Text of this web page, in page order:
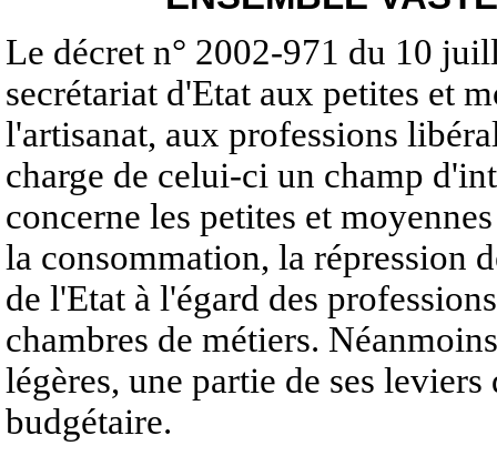
Le décret n° 2002-971 du 10
secrétariat d'Etat aux petites et
l'artisanat, aux professions
charge de celui-ci un champ
concerne les petites et
la consommation, la répression
de l'Etat à l'égard des
chambres de métiers.
légères, une partie de ses
budgétaire.